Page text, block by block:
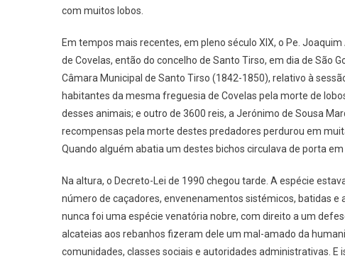
com muitos lobos.
Em tempos mais recentes, em pleno século XIX, o Pe.
de Covelas, então do concelho de Santo Tirso, em dia de São
Câmara Municipal de Santo Tirso (1842-1850), relativo à
habitantes da mesma freguesia de Covelas pela morte de
desses animais; e outro de 3600 reis, a Jerónimo de Sousa
recompensas pela morte destes predadores perdurou em
Quando alguém abatia um destes bichos circulava de porta
Na altura, o Decreto-Lei de 1990 chegou tarde. A espécie
número de caçadores, envenenamentos sistémicos, batidas e
nunca foi uma espécie venatória nobre, com direito a um
alcateias aos rebanhos fizeram dele um mal-amado da
comunidades, classes sociais e autoridades administrativas.